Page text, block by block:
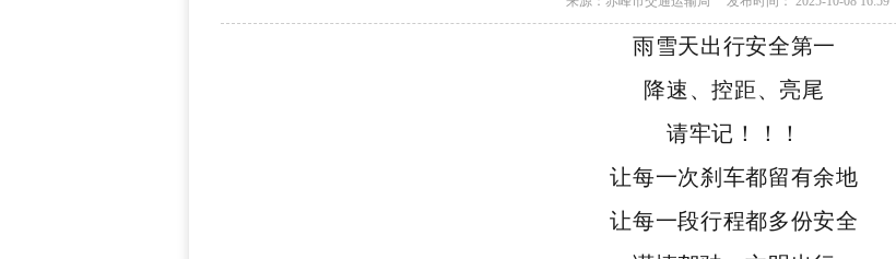
雨雪天出行安全第一
降速、控距、亮尾
请牢记！！！
让每一次刹车都留有余地
让每一段行程都多份安全